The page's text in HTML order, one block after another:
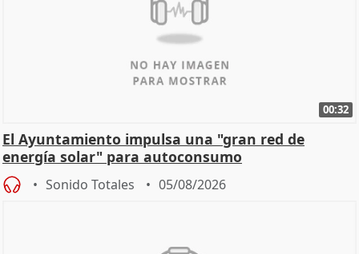
00:32
El Ayuntamiento impulsa una "gran red de
energía solar" para autoconsumo
Sonido Totales 05/08/2026